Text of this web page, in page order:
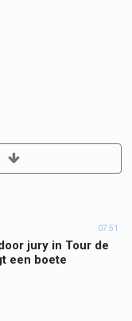
07:51
jury in Tour de
een boete